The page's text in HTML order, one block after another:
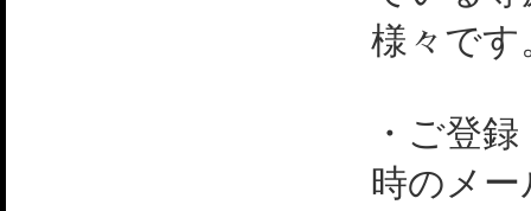
様々です
・ご登
時のメ